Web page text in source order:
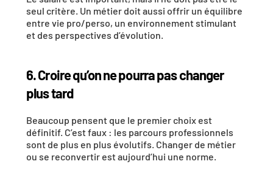
seul critère. Un métier doit aussi offrir un équilibre
entre vie pro/perso, un environnement stimulant
et des perspectives d’évolution.
6. Croire qu’on ne pourra pas changer
plus tard
Beaucoup pensent que le premier choix est
définitif. C’est faux : les parcours professionnels
sont de plus en plus évolutifs. Changer de métier
ou se reconvertir est aujourd’hui une norme.